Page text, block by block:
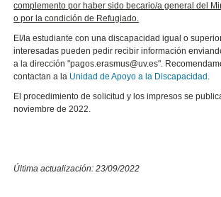
complemento por haber sido becario/a general del
o por la condición de Refugiado.
El/la estudiante con una discapacidad igual o
interesadas pueden pedir recibir información
a la dirección "pagos.erasmus@uv.es".
contactan a la Unidad de Apoyo a la Discapacidad .
El procedimiento de solicitud y los impresos se
noviembre de 2022.
Última actualización: 23/09/2022